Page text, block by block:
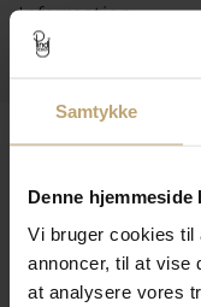
Samtykke
Denne
Vi bruger cookies til
annoncer, til at vise
at analysere vores
Information
Praktiske Sider